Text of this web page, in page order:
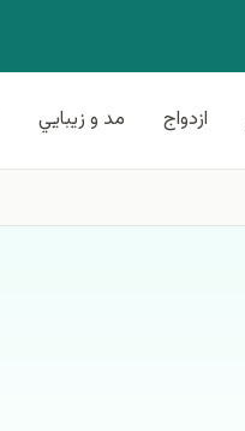
ازدواج مد و زيبايي